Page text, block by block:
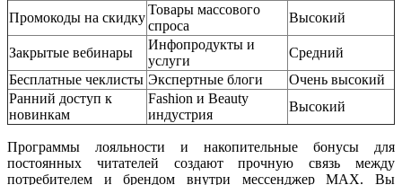
Промокоды на скидку
Товары массового
спроса
Высокий
Закрытые вебинары
Инфопродукты и
услуги
Средний
Бесплатные чеклисты Экспертные блоги
Очень высокий
Ранний доступ к
новинкам
Fashion и Beauty
индустрия
Высокий
Программы лояльности и накопительные бонусы для
постоянных читателей создают прочную связь между
потребителем и брендом внутри мессенджер MAX. Вы